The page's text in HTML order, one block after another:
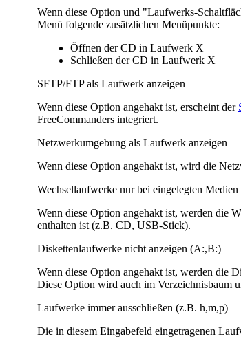
Wenn diese Option und "Laufwerks-
Menü folgende zusätzlichen Menüpunkte:
Öffnen der CD in Laufwerk X
Schließen der CD in Laufwerk X
SFTP/FTP als Laufwerk anzeigen
Wenn diese Option angehakt ist, erscheint der
FreeCommanders integriert.
Netzwerkumgebung als Laufwerk anzeigen
Wenn diese Option angehakt ist, wird die
Wechsellaufwerke nur bei eingelegten Medien
Wenn diese Option angehakt ist, werden die
enthalten ist (z.B. CD, USB-Stick).
Diskettenlaufwerke nicht anzeigen (A:,B:)
Wenn diese Option angehakt ist, werden die
Diese Option wird auch im Verzeichnisbaum
Laufwerke immer ausschließen (z.B. h,m,p)
Die in diesem Eingabefeld eingetragenen